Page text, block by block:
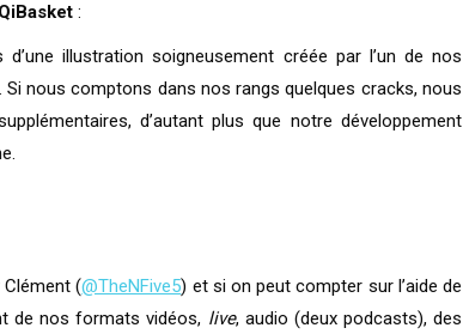
:
illustration soigneusement créée par l’un de nos
nous comptons dans nos rangs quelques cracks, nous
d’autant plus que notre développement
Clément (@TheNFive5) et si on peut compter sur l’aide de
de nos formats vidéos, live, audio (deux podcasts), des